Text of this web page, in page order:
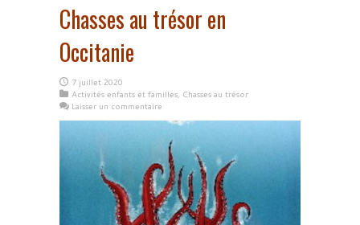
Chasses au trésor en
Occitanie
7 juillet 2020
Activités enfants et familles, Chasses au trésor
Laisser un commentaire